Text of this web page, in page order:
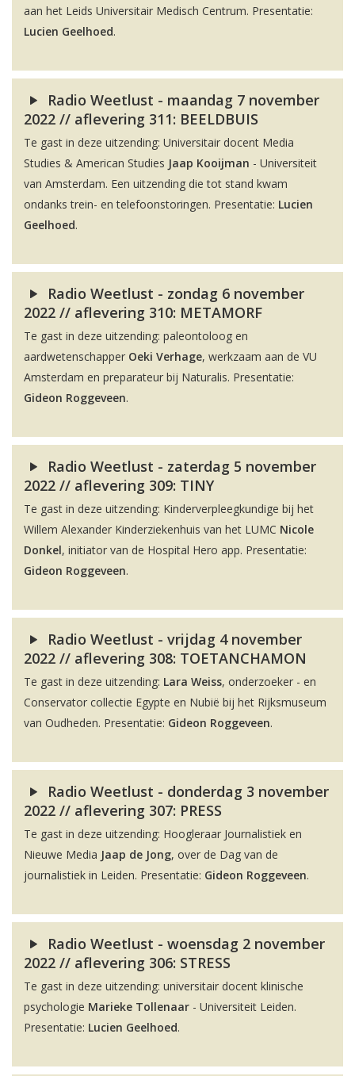
aan het Leids Universitair Medisch Centrum. Presentatie:
Lucien Geelhoed.
Radio Weetlust - maandag 7 november
2022 // aflevering 311: BEELDBUIS
Te gast in deze uitzending: Universitair docent Media
Studies & American Studies Jaap Kooijman - Universiteit
van Amsterdam. Een uitzending die tot stand kwam
ondanks trein- en telefoonstoringen. Presentatie: Lucien
Geelhoed.
Radio Weetlust - zondag 6 november
2022 // aflevering 310: METAMORF
Te gast in deze uitzending: paleontoloog en
aardwetenschapper Oeki Verhage, werkzaam aan de VU
Amsterdam en preparateur bij Naturalis. Presentatie:
Gideon Roggeveen.
Radio Weetlust - zaterdag 5 november
2022 // aflevering 309: TINY
Te gast in deze uitzending: Kinderverpleegkundige bij het
Willem Alexander Kinderziekenhuis van het LUMC Nicole
Donkel, initiator van de Hospital Hero app. Presentatie:
Gideon Roggeveen.
Radio Weetlust - vrijdag 4 november
2022 // aflevering 308: TOETANCHAMON
Te gast in deze uitzending: Lara Weiss, onderzoeker - en
Conservator collectie Egypte en Nubië bij het Rijksmuseum
van Oudheden. Presentatie: Gideon Roggeveen.
Radio Weetlust - donderdag 3 november
2022 // aflevering 307: PRESS
Te gast in deze uitzending: Hoogleraar Journalistiek en
Nieuwe Media Jaap de Jong, over de Dag van de
journalistiek in Leiden. Presentatie: Gideon Roggeveen.
Radio Weetlust - woensdag 2 november
2022 // aflevering 306: STRESS
Te gast in deze uitzending: universitair docent klinische
psychologie Marieke Tollenaar - Universiteit Leiden.
Presentatie: Lucien Geelhoed.